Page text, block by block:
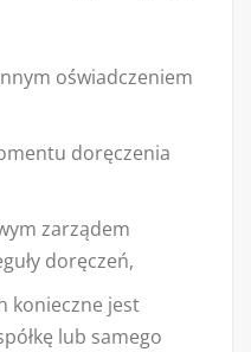
oświadczeniem
doręczenia
zarządem
doręczeń,
konieczne jest
lub samego